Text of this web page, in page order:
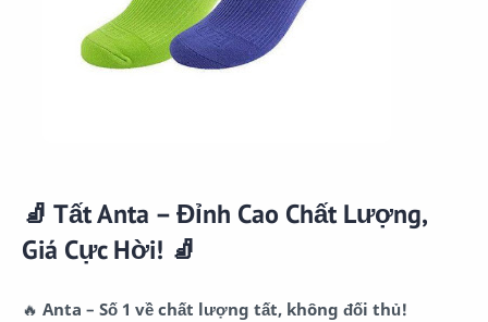
🧦 Tất Anta – Đỉnh Cao Chất Lượng,
Giá Cực Hời! 🧦
🔥 Anta – Số 1 về chất lượng tất, không đối thủ!